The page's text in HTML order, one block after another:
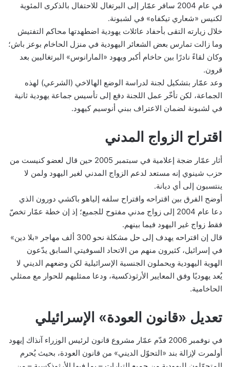
في عام 2004 سافر عمّار إلى البرتغال للاحتفال بالذكرى المئوية
لكنيس «شعاري تيكفاه» في لشبونة.
خلال زيارته التقى بأحفاد عائلات يهودية اضطهدتها محاكم التفتيش
وما زالت تمارس بعض الشعائر اليهودية في منزل الحاخام بوعز باش؛
وكان لقاءً نادرًا بين حاخام أكبر ويهود «المارانوس» البرتغاليين بعد
قرون.
وعد عمّار بتشكيل لجنة لدراسة الوضع الهالاخي (الشرعي) لهذه
الجماعة، لكن تأخّر عمل اللجنة دفع إلى تأسيس جماعة يهودية ثانية
في لشبونة لضمان الاعتراف ببني أنوسيم كيهود.
اقتراح الزواج المدني
أثار عمّار ضجة إعلامية في سبتمبر 2005 حين قال لعضو كنيست من
حزب شينوي إنه مستعد لدعم الزواج المدني لغير اليهود ولمن لا
ينتسبون إلى أي ديانة.
أوضح الفرق بين اقتراحه واقتراح سلفه إلياهو باكشي دورون الذي
دعا عام 2004 إلى زواج مدني مفتوح للجميع؛ إذ إن خطة عمّار تخصّ
فقط زواج غير اليهود فيما بينهم.
قال إن اقتراحه يهدف إلى حل مشكلة نحو 300 ألف مهاجر «بلا دين»
في إسرائيل، كثيرون منهم من الاتحاد السوفيتي السابق يدّعون
الهوية اليهودية ويحملون الجنسية الإسرائيلية لكن وضعهم الديني لا
يُعد يهوديًا وفق المعايير الأرثوذكسية، ودعا ممثليهم للحوار مع ممثلي
الحاخامية.
تعديل «قانون العودة» الإسرائيلي
في نوفمبر 2006 قدّم عمّار مشروع قانون لرئيس الوزراء آنذاك إيهود
أولمرت لإزالة بند «التحوّل الديني» من قانون العودة، بحيث يُحرم